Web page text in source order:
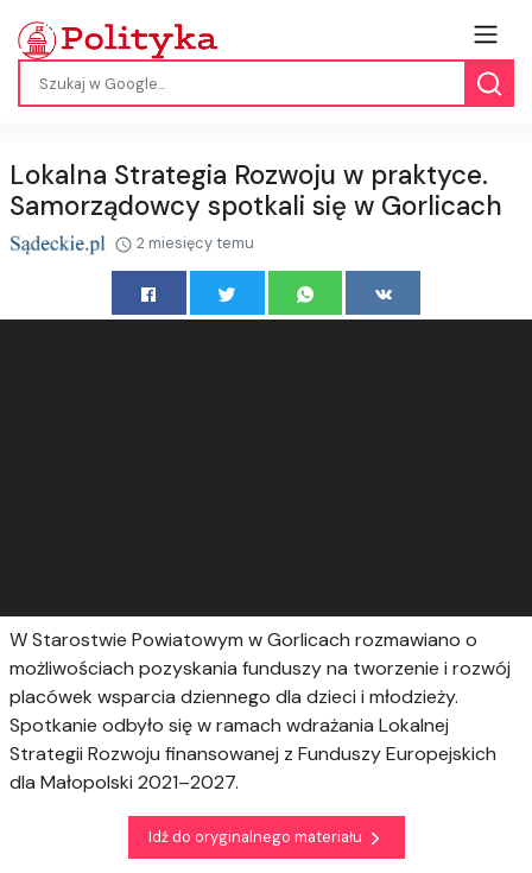
Lokalna Strategia Rozwoju w praktyce.
Samorządowcy spotkali się w Gorlicach
2 miesięcy temu
W Starostwie Powiatowym w Gorlicach rozmawiano o
możliwościach pozyskania funduszy na tworzenie i rozwój
placówek wsparcia dziennego dla dzieci i młodzieży.
Spotkanie odbyło się w ramach wdrażania Lokalnej
Strategii Rozwoju finansowanej z Funduszy Europejskich
dla Małopolski 2021–2027.
Idź do oryginalnego materiału